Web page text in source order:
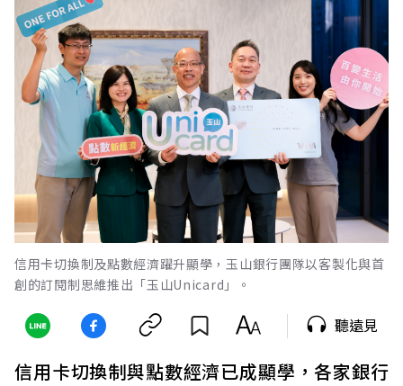
信用卡切換制及點數經濟躍升顯學，玉山銀行團隊以客製化與首
創的訂閱制思維推出「玉山Unicard」。
聽遠見
信用卡切換制與點數經濟已成顯學，各家銀行